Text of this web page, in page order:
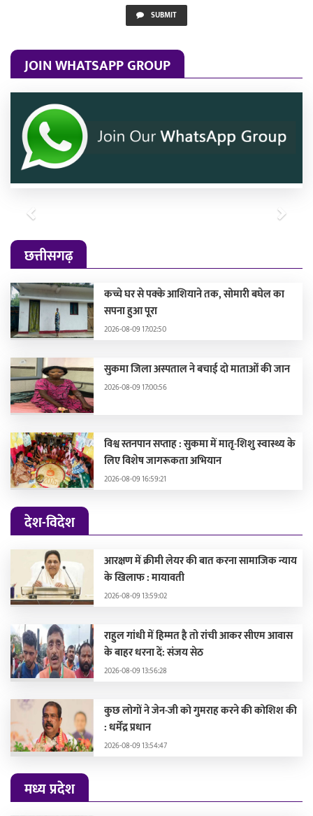
SUBMIT
JOIN WHATSAPP GROUP
Previous
Next
छत्तीसगढ़
कच्चे घर से पक्के आशियाने तक, सोमारी बघेल का
सपना हुआ पूरा
2026-08-09 17:02:50
सुकमा जिला अस्पताल ने बचाई दो माताओं की जान
2026-08-09 17:00:56
विश्व स्तनपान सप्ताह : सुकमा में मातृ-शिशु स्वास्थ्य के
लिए विशेष जागरूकता अभियान
2026-08-09 16:59:21
देश-विदेश
आरक्षण में क्रीमी लेयर की बात करना सामाजिक न्याय
के खिलाफ : मायावती
2026-08-09 13:59:02
राहुल गांधी में हिम्मत है तो रांची आकर सीएम आवास
के बाहर धरना दें: संजय सेठ
2026-08-09 13:56:28
कुछ लोगों ने जेन-जी को गुमराह करने की कोशिश की
: धर्मेंद्र प्रधान
2026-08-09 13:54:47
मध्य प्रदेश